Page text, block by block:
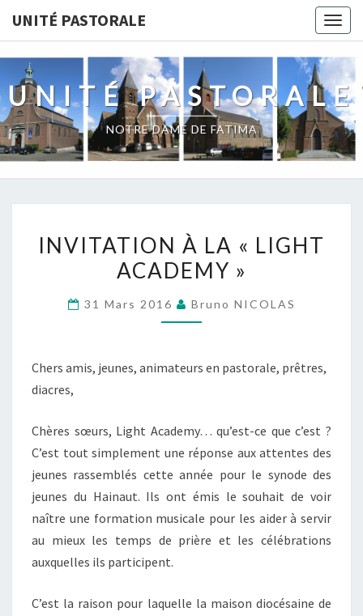
content
UNITÉ PASTORALE
UNITÉ PASTORALE
NOTRE DAME DE FATIMA
À
LA
ACADEMY »
INVITATION À LA « LIGHT
ACADEMY »
31 Mars 2016 Bruno NICOLAS
Chers amis, jeunes, animateurs en pastorale, prêtres,
diacres,
Chères sœurs, Light Academy… qu’est-ce que c’est ?
C’est tout simplement une réponse aux attentes des
jeunes rassemblés cette année pour le synode des
jeunes du Hainaut. Ils ont émis le souhait de voir
naître une formation musicale pour les aider à servir
au mieux les temps de prière et les célébrations
auxquelles ils participent.
C’est la raison pour laquelle la maison diocésaine de